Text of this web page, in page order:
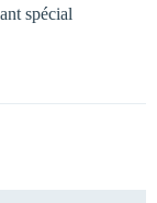
spécial